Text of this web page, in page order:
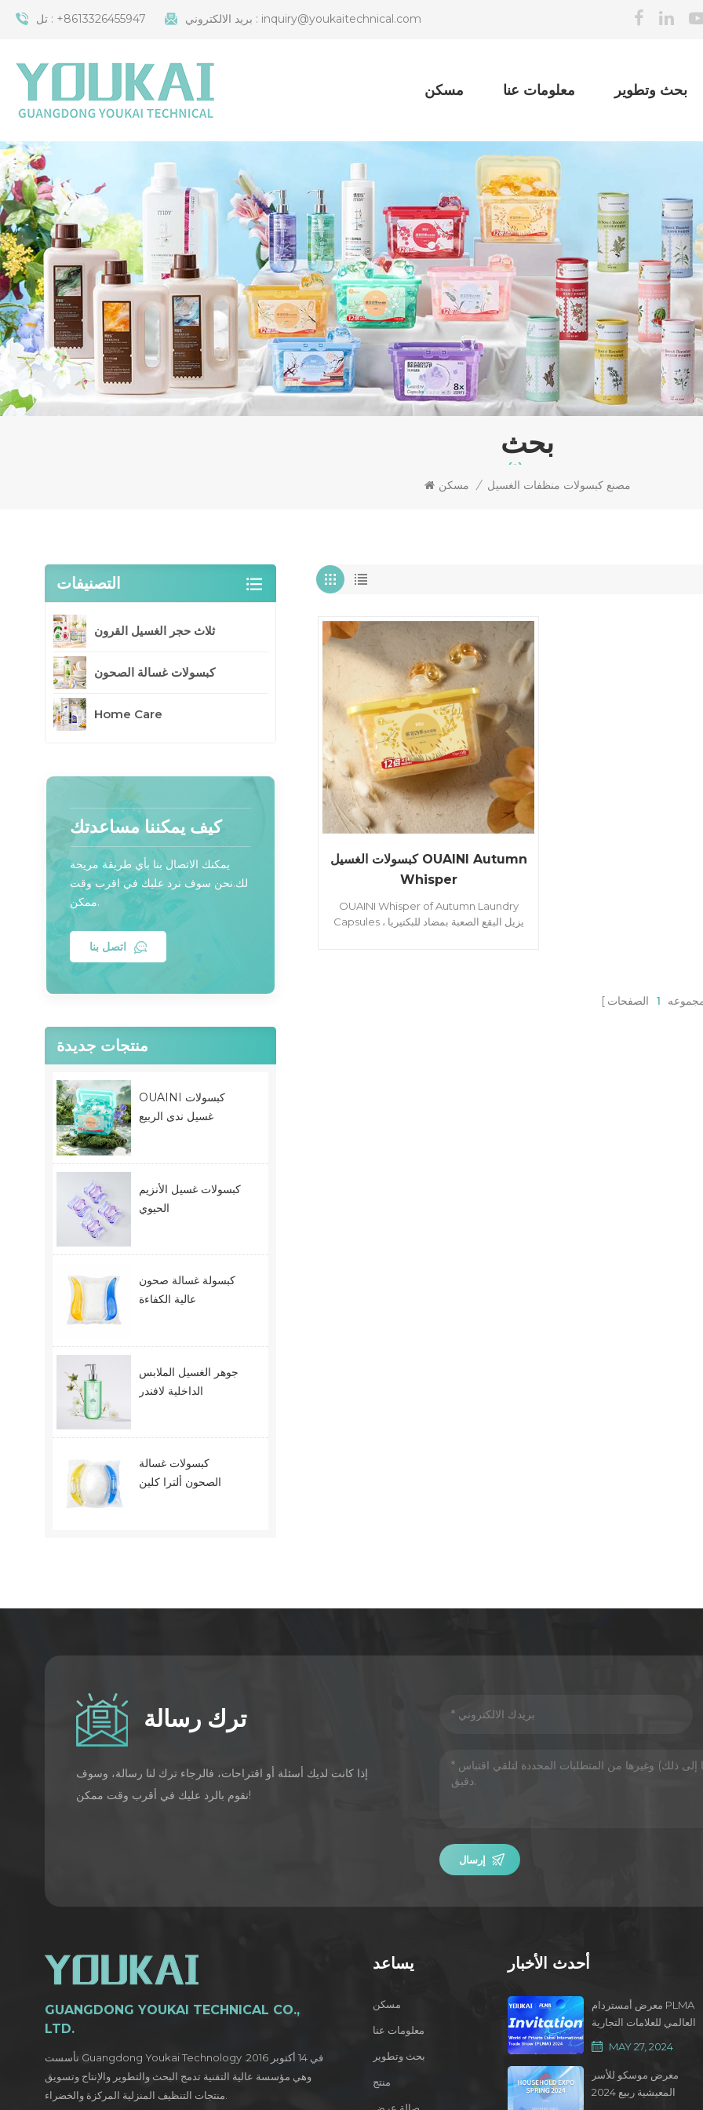
تل : +8613326455947 بريد الالكتروني : inquiry@youkaitechnical.com
مسكن معلومات عنا بحث وتطوير
بحث
مسكن / مصنع كبسولات منظفات الغسيل
كبسولات الغسيل OUAINI Autumn
Whisper
OUAINI Whisper of Autumn Laundry
Capsules ، يزيل البقع الصعبة بمضاد للبكتيريا
1 الصفحات
التصنيفات
ثلاث حجر الغسيل القرون
كبسولات غسالة الصحون
Home Care
كيف يمكننا مساعدتك
يمكنك الاتصال بنا بأي طريقة مريحة
لك.نحن سوف نرد عليك في اقرب وقت
ممكن.
اتصل بنا
منتجات جديدة
OUAINI كبسولات
غسيل ندى الربيع
كبسولات غسيل الأنزيم
الحيوي
كبسولة غسالة صحون
عالية الكفاءة
جوهر الغسيل الملابس
الداخلية لافندر
كبسولات غسالة
الصحون ألترا كلين
ترك رسالة
إذا كانت لديك أسئلة أو اقتراحات، فالرجاء ترك لنا رسالة، وسوف
نقوم بالرد عليك في أقرب وقت ممكن!
إرسال
GUANGDONG YOUKAI TECHNICAL CO.,
LTD.
تأسست Guangdong Youkai Technology في 14 أكتوبر 2016.
وهي مؤسسة عالية التقنية تدمج البحث والتطوير والإنتاج وتسويق
يساعد
مسكن
معلومات عنا
بحث وتطوير
منتج
صالة عرض
أحدث الأخبار
معرض أمستردام PLMA
العالمي للعلامات التجارية
MAY 27, 2024
معرض موسكو للأسر
المعيشية ربيع 2024